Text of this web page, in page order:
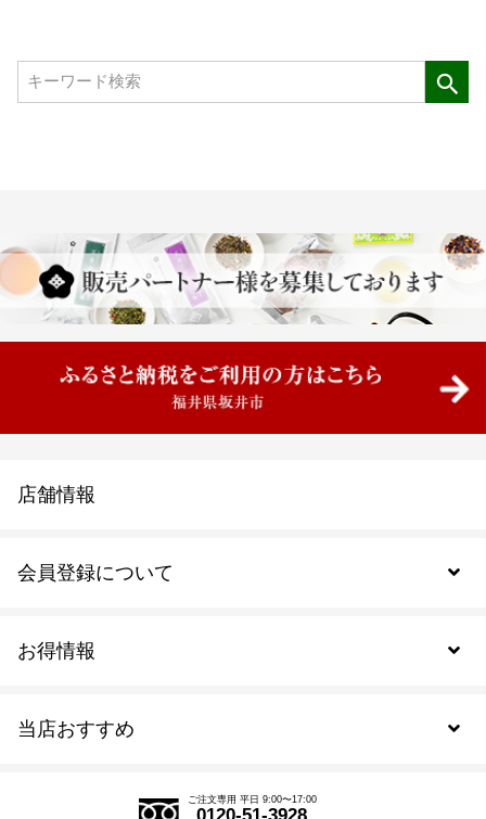
当店おすすめ
お得情報
会員登録について
会員規約について
店舗情報
ご注文専用 平日 9:00〜17:00